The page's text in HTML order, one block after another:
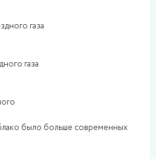
газа
газа
было больше современных